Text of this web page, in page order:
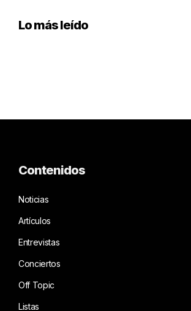
Lo más leído
Contenidos
Noticias
Artículos
Entrevistas
Conciertos
Off Topic
Listas